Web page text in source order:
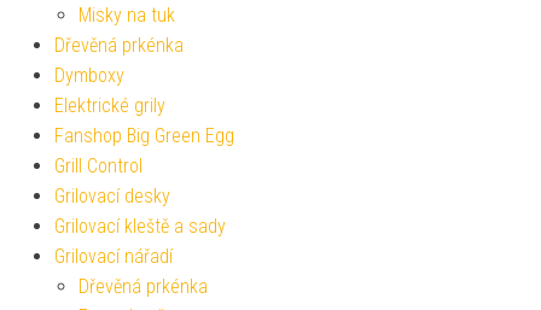
Misky na tuk
Dřevěná prkénka
Dymboxy
Elektrické grily
Fanshop Big Green Egg
Grill Control
Grilovací desky
Grilovací kleště a sady
Grilovací nářadí
Dřevěná prkénka